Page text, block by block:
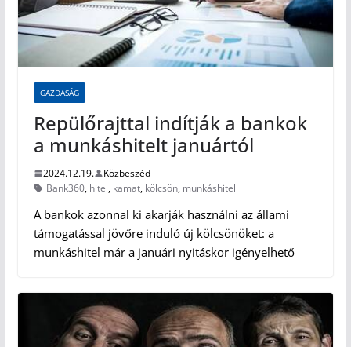
GAZDASÁG
Repülőrajttal indítják a bankok
a munkáshitelt januártól
2024.12.19.
Közbeszéd
Bank360, hitel, kamat, kölcsön, munkáshitel
A bankok azonnal ki akarják használni az állami
támogatással jövőre induló új kölcsönöket: a
munkáshitel már a januári nyitáskor igényelhető